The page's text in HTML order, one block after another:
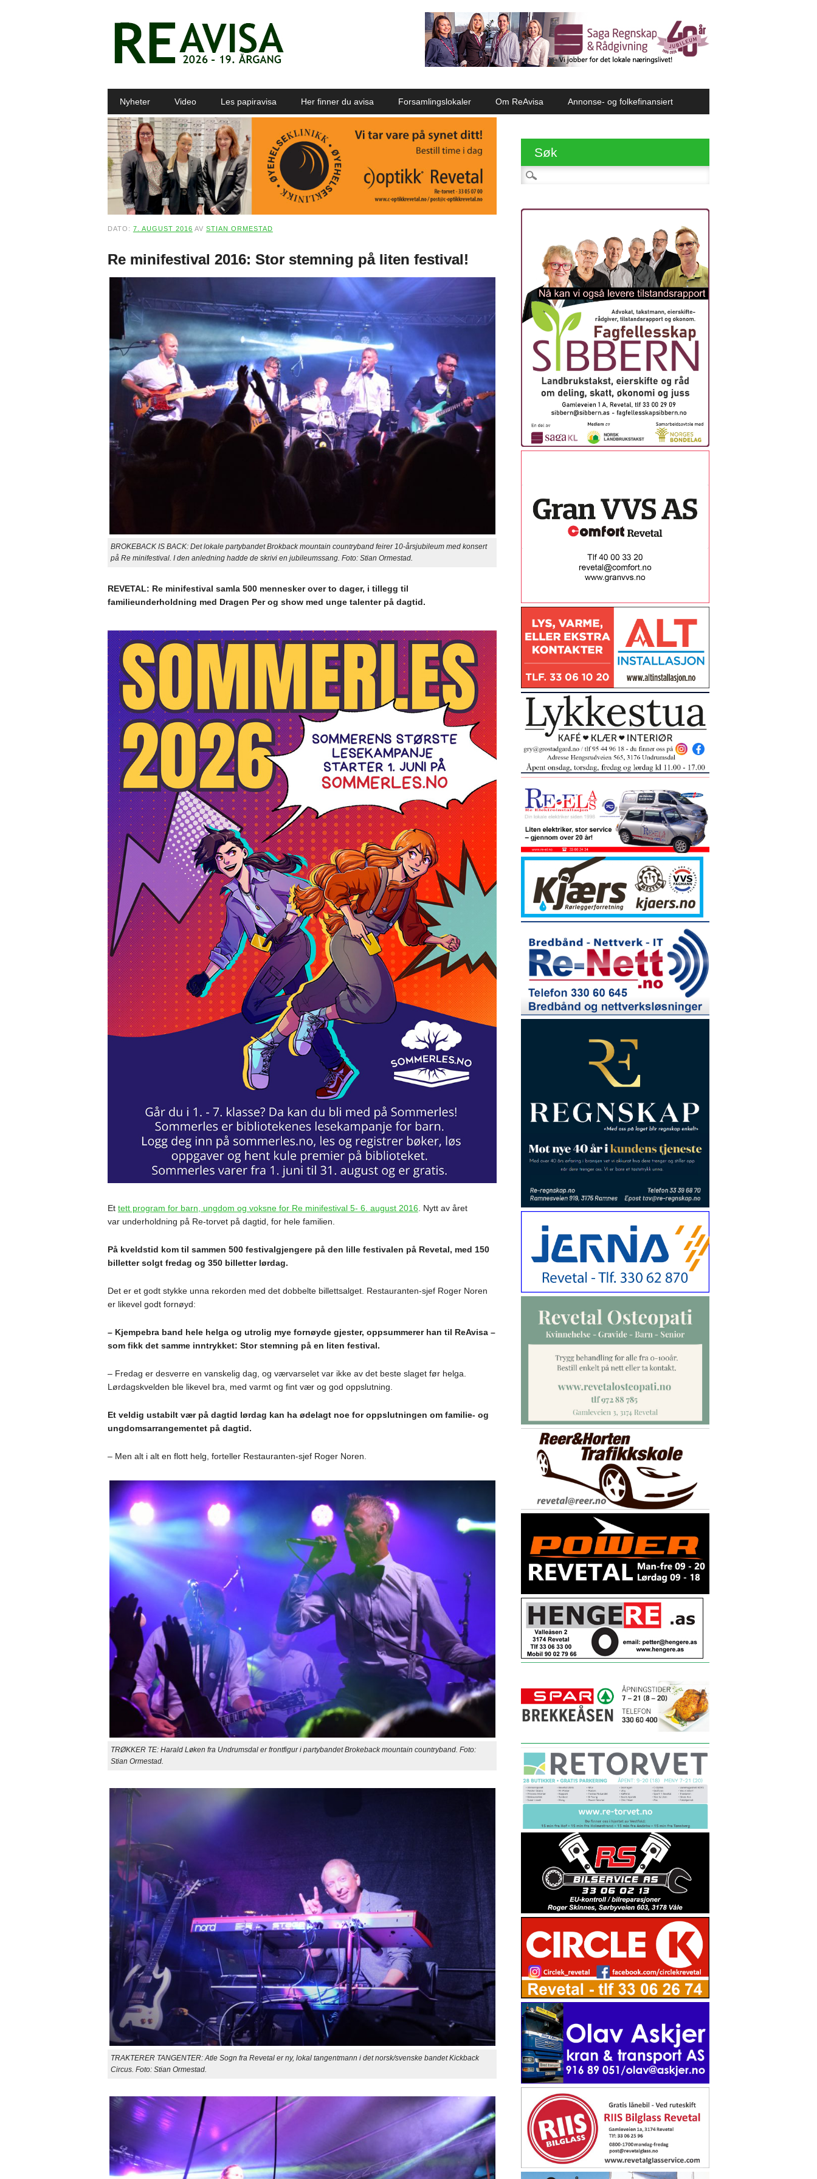
Main menu
Nyheter Video Les papiravisa Her finner du avisa Forsamlingslokaler Om ReAvisa Annonse- og folkefinansiert
DATO: 7. AUGUST 2016 AV STIAN ORMESTAD
Re minifestival 2016: Stor stemning på liten festival!
BROKEBACK IS BACK: Det lokale partybandet Brokback mountain countryband feirer 10-årsjubileum med konsert
på Re minifestival. I den anledning hadde de skrivi en jubileumssang. Foto: Stian Ormestad.
REVETAL: Re minifestival samla 500 mennesker over to dager, i tillegg til
familieunderholdning med Dragen Per og show med unge talenter på dagtid.
Et tett program for barn, ungdom og voksne for Re minifestival 5- 6. august 2016 . Nytt av året
var underholdning på Re-torvet på dagtid, for hele familien.
På kveldstid kom til sammen 500 festivalgjengere på den lille festivalen på Revetal, med 150
billetter solgt fredag og 350 billetter lørdag.
Det er et godt stykke unna rekorden med det dobbelte billettsalget. Restauranten-sjef Roger Noren
er likevel godt fornøyd:
– Kjempebra band hele helga og utrolig mye fornøyde gjester, oppsummerer han til ReAvisa –
som fikk det samme inntrykket: Stor stemning på en liten festival.
– Fredag er desverre en vanskelig dag, og værvarselet var ikke av det beste slaget før helga.
Lørdagskvelden ble likevel bra, med varmt og fint vær og god oppslutning.
Et veldig ustabilt vær på dagtid lørdag kan ha ødelagt noe for oppslutningen om familie- og
ungdomsarrangementet på dagtid.
– Men alt i alt en flott helg, forteller Restauranten-sjef Roger Noren.
TRØKKER TE: Harald Løken fra Undrumsdal er frontfigur i partybandet Brokeback mountain countryband. Foto:
Stian Ormestad.
TRAKTERER TANGENTER: Atle Sogn fra Revetal er ny, lokal tangentmann i det norsk/svenske bandet Kickback
Circus. Foto: Stian Ormestad.
Søk
Søk etter: